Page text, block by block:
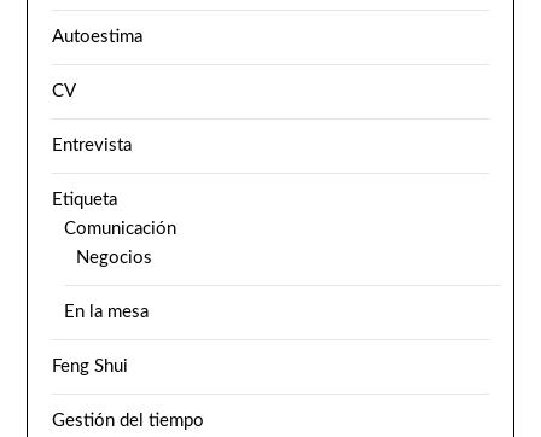
Autoestima
CV
Entrevista
Etiqueta
Comunicación
Negocios
En la mesa
Feng Shui
Gestión del tiempo